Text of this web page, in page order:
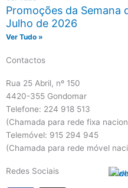
Promoções da Semana
Julho de 2026
Ver Tudo »
Contactos
Rua 25 Abril, nº 150
4420-355 Gondomar
Telefone: 224 918 513
(Chamada para rede fixa
Telemóvel: 915 294 945
(Chamada para rede móvel
Redes Sociais